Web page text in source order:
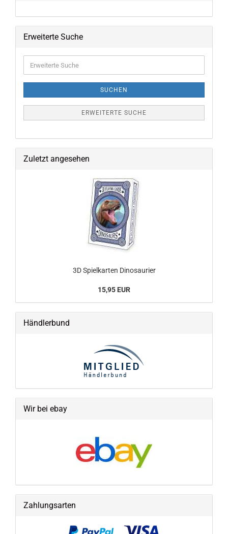
Erweiterte Suche
Suche
SUCHEN
ERWEITERTE SUCHE
Zuletzt angesehen
3D Spielkarten Dinosaurier
15,95 EUR
Händlerbund
Wir bei ebay
Zahlungsarten